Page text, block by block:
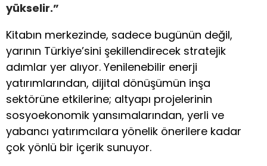
yükselir.”
Kitabın merkezinde, sadece bugünün değil,
yarının Türkiye’sini şekillendirecek stratejik
adımlar yer alıyor. Yenilenebilir enerji
yatırımlarından, dijital dönüşümün inşa
sektörüne etkilerine; altyapı projelerinin
sosyoekonomik yansımalarından, yerli ve
yabancı yatırımcılara yönelik önerilere kadar
çok yönlü bir içerik sunuyor.